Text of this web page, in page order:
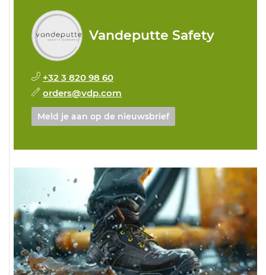
Vandeputte Safety
+32 3 820 98 60
orders@vdp.com
Meld je aan op de nieuwsbrief